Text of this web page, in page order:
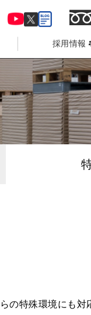
採用情報
の特殊環境にも対